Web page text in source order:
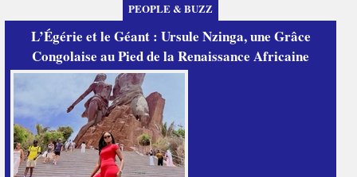
PEOPLE & BUZZ
L’Égérie et le Géant : Ursule Nzinga, une Grâce
Congolaise au Pied de la Renaissance Africaine